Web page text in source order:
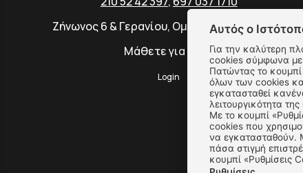
Ζήνωνος 6 & Γερανίου, Ομόνοια, 10431 Αθήνα
Μάθετε για εμάς
Login
Αυτός ο
Για την καλύτερη
cookies σύμφωνα με
Πατώντας το κουμπί «Αποδοχή όλων» αποδέχεστε την εγκατάσταση
όλων των cookies
εγκατασταθεί
λειτουργικότητα της
Με το κουμπί
cookies που
να εγκατασταθούν.
πάσα στιγμή
κουμπί «Ρυθμίσεις